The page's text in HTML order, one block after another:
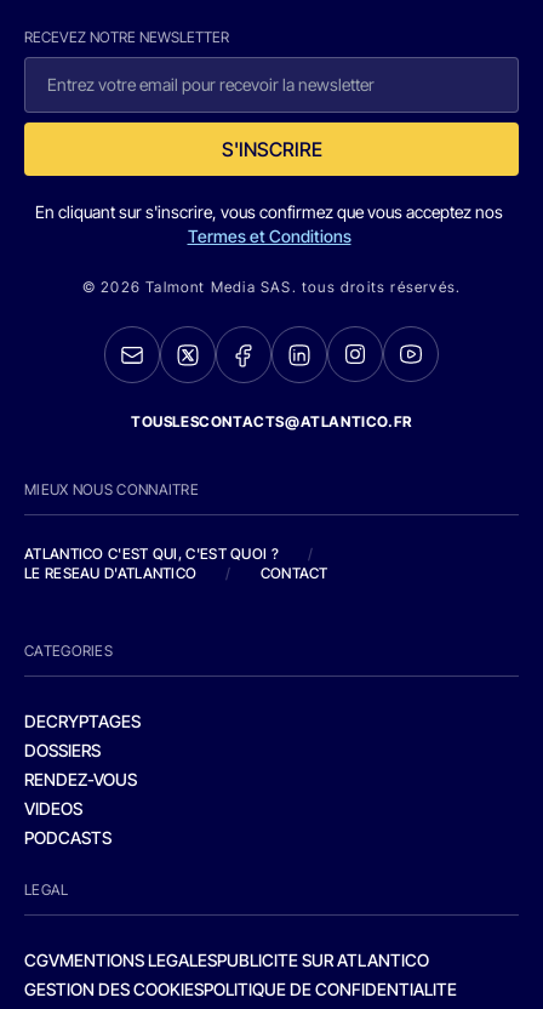
RECEVEZ NOTRE NEWSLETTER
S'INSCRIRE
En cliquant sur s'inscrire, vous confirmez que vous acceptez nos
Termes et Conditions
© 2026 Talmont Media SAS. tous droits réservés.
TOUSLESCONTACTS@ATLANTICO.FR
MIEUX NOUS CONNAITRE
ATLANTICO C'EST QUI, C'EST QUOI ?
/
LE RESEAU D'ATLANTICO
/ CONTACT
CATEGORIES
DECRYPTAGES
DOSSIERS
RENDEZ-VOUS
VIDEOS
PODCASTS
LEGAL
CGVMENTIONS LEGALESPUBLICITE SUR ATLANTICO
GESTION DES COOKIESPOLITIQUE DE CONFIDENTIALITE